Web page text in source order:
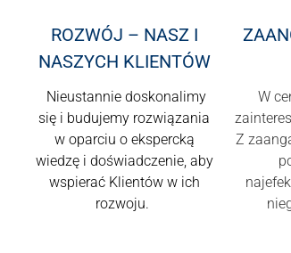
ROZWÓJ – NASZ I
NASZYCH KLIENTÓW
Nieustannie doskonalimy
się i budujemy rozwiązania
w oparciu o ekspercką
wiedzę i doświadczenie, aby
wspierać Klientów w ich
rozwoju.
W
Z